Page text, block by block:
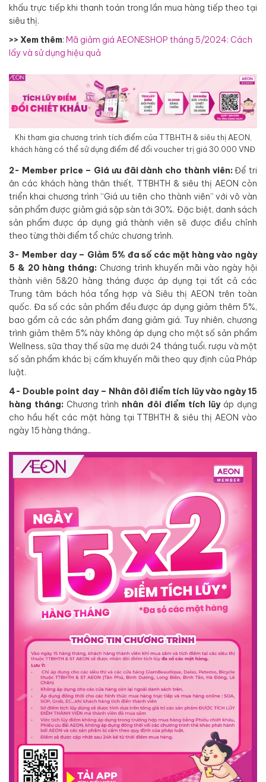
khấu trực tiếp khi thanh toán trong lần mua hàng tiếp theo tại
siêu thị.
>> Xem thêm: Mã giảm giá AEONESHOP tháng 5/2024: Cách
lấy và sử dụng hiệu quả
Khi tham gia chương trình tích điểm của TTBHTH & siêu thị AEON,
khách hàng có thể sử dụng điểm để đổi voucher trị giá 30.000 VNĐ
2- Member price – Giá ưu đãi dành cho thành viên:Để tri
ân các khách hàng thân thiết, TTBHTH & siêu thị AEON còn
triển khai chương trình “Giá ưu tiên cho thành viên” với vô vàn
sản phẩm được giảm giá sập sàn tới 30%. Đặc biệt, danh sách
sản phẩm được áp dụng giá thành viên sẽ được điều chỉnh
theo từng thời điểm tổ chức chương trình.
3- Member day – Giảm 5% đa số các mặt hàng vào ngày
5 & 20 hàng tháng: Chương trình khuyến mãi vào ngày hội
thành viên 5&20 hàng tháng được áp dụng tại tất cả các
Trung tâm bách hóa tổng hợp và Siêu thị AEON trên toàn
quốc. Đa số các sản phẩm đều được áp dụng giảm thêm 5%,
bao gồm cả các sản phẩm đang giảm giá. Tuy nhiên, chương
trình giảm thêm 5% này không áp dụng cho một số sản phẩm
Wellness, sữa thay thế sữa mẹ dưới 24 tháng tuổi, rượu và một
số sản phẩm khác bị cấm khuyến mãi theo quy định của Pháp
luật.
4- Double point day – Nhân đôi điểm tích lũy vào ngày 15
hàng tháng: Chương trình nhân đôi điểm tích lũyáp dụng
cho hầu hết các mặt hàng tại TTBHTH & siêu thị AEON vào
ngày 15 hàng tháng..